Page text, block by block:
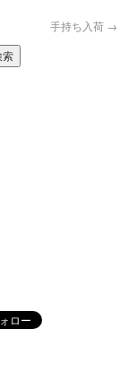
手持ち入荷 →